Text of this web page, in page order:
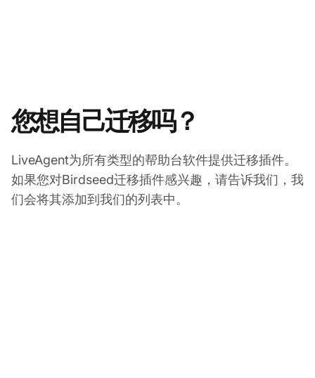
您想自己迁移吗？
LiveAgent为所有类型的帮助台软件提供迁移插件。
如果您对Birdseed迁移插件感兴趣，请告诉我们，我
们会将其添加到我们的列表中。